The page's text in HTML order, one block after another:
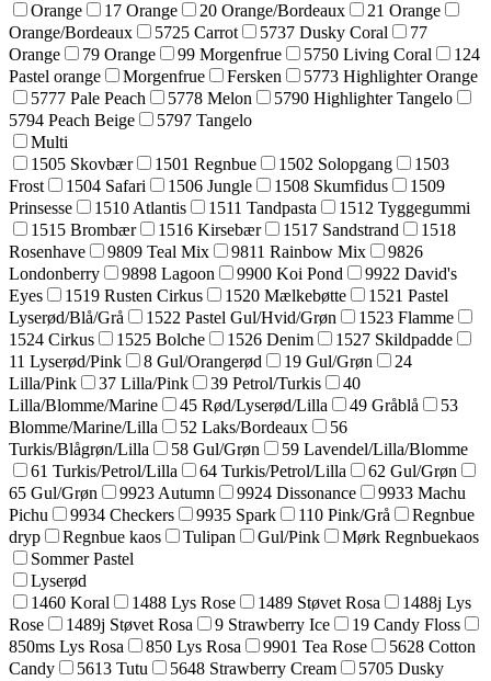
Orange
17 Orange 20 Orange/Bordeaux
21 Orange
Orange/Bordeaux
5725 Carrot 5737 Dusky Coral
77
Orange
79 Orange 99 Morgenfrue 5750 Living Coral
124
Pastel orange
Morgenfrue Fersken
5773 Highlighter Orange
5777 Pale Peach
5778 Melon
5790 Highlighter Tangelo
5794 Peach Beige
5797 Tangelo
Multi
1505 Skovbær
1501 Regnbue 1502 Solopgang
1503
Frost
1504 Safari 1506 Jungle 1508 Skumfidus
1509
Prinsesse
1510 Atlantis 1511 Tandpasta
1512 Tyggegummi
1515 Brombær
1516 Kirsebær 1517 Sandstrand
1518
Rosenhave
9809 Teal Mix 9811 Rainbow Mix
9826
Londonberry
9898 Lagoon 9900 Koi Pond
9922 David's
Eyes
1519 Rusten Cirkus 1520 Mælkebøtte
1521 Pastel
Lyserød/Blå/Grå
1522 Pastel Gul/Hvid/Grøn
1523 Flamme
1524 Cirkus
1525 Bolche 1526 Denim
1527 Skildpadde
11 Lyserød/Pink
8 Gul/Orangerød 19 Gul/Grøn
24
Lilla/Pink
37 Lilla/Pink 39 Petrol/Turkis
40
Lilla/Blomme/Marine
45 Rød/Lyserød/Lilla 49 Gråblå
53
Blomme/Marine/Lilla
52 Laks/Bordeaux
56
Turkis/Blågrøn/Lilla
58 Gul/Grøn
59 Lavendel/Lilla/Blomme
61 Turkis/Petrol/Lilla
64 Turkis/Petrol/Lilla
62 Gul/Grøn
65 Gul/Grøn
9923 Autumn 9924 Dissonance
9933 Machu
Pichu
9934 Checkers 9935 Spark 110 Pink/Grå
Regnbue
dryp
Regnbue kaos Tulipan Gul/Pink
Mørk Regnbuekaos
Sommer Pastel
Lyserød
1460 Koral
1488 Lys Rose 1489 Støvet Rosa
1488j Lys
Rose
1489j Støvet Rosa 9 Strawberry Ice
19 Candy Floss
850ms Lys Rosa
850 Lys Rosa 9901 Tea Rose
5628 Cotton
Candy
5613 Tutu 5648 Strawberry Cream
5705 Dusky